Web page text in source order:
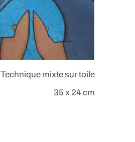
Technique mixte sur toile
35 x 24 cm